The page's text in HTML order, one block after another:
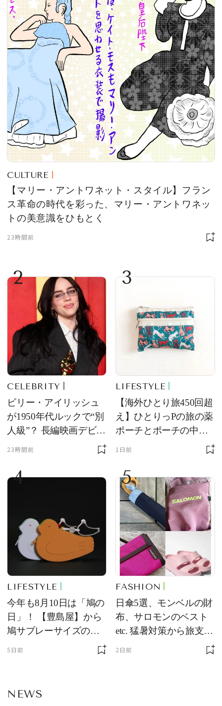
CULTURE
【マリー・アントワネット・スタイル】フラン
ス革命の時代を彩った、マリー・アントワネッ
トの美意識をひもとく
23時間前
2
CELEBRITY
ビリー・アイリッシュ
が1950年代ルックで“別
人級”？ 長編映画デビュ
ー作の現場写真に反響
23時間前
3
LIFESTYLE
【海外ひとり旅450回超
え】ひとりっPの旅の薬
ポーチとポーチの中身
を初公開！ 本当に使え
ム
1日前
4
LIFESTYLE
今年も8月10日は「鳩の
日」！ 【豊島屋】から
鳩サブレーサイズのポ
ーチ「はとっこ」を限
5日前
5
FASHION
日傘5選、モンベルの財
布、サロモンのベスト
etc. 猛暑対策から旅支度
まで！ ｜今週の人気記
2日前
NEWS